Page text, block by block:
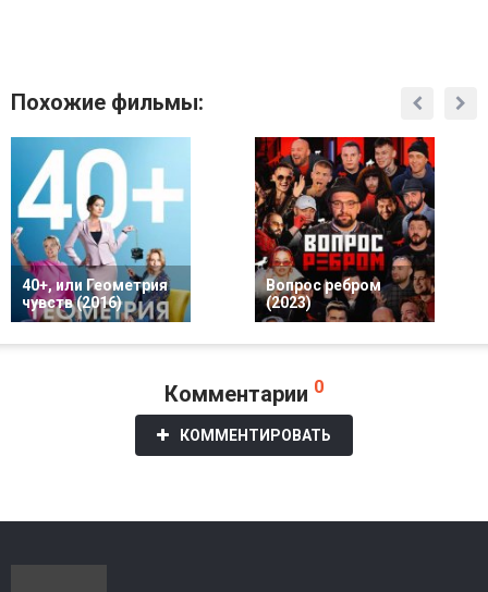
Похожие фильмы:
40+, или Геометрия
чувств (2016)
Вопрос ребром
(2023)
Комментарии 0
КОММЕНТИРОВАТЬ